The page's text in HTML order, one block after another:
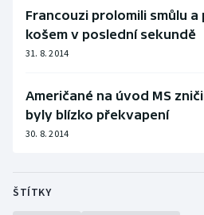
Ostatní
Francouzi prolomili smůlu a
košem v poslední sekundě
31. 8. 2014
Američané na úvod MS
byly blízko překvapení
30. 8. 2014
ŠTÍTKY